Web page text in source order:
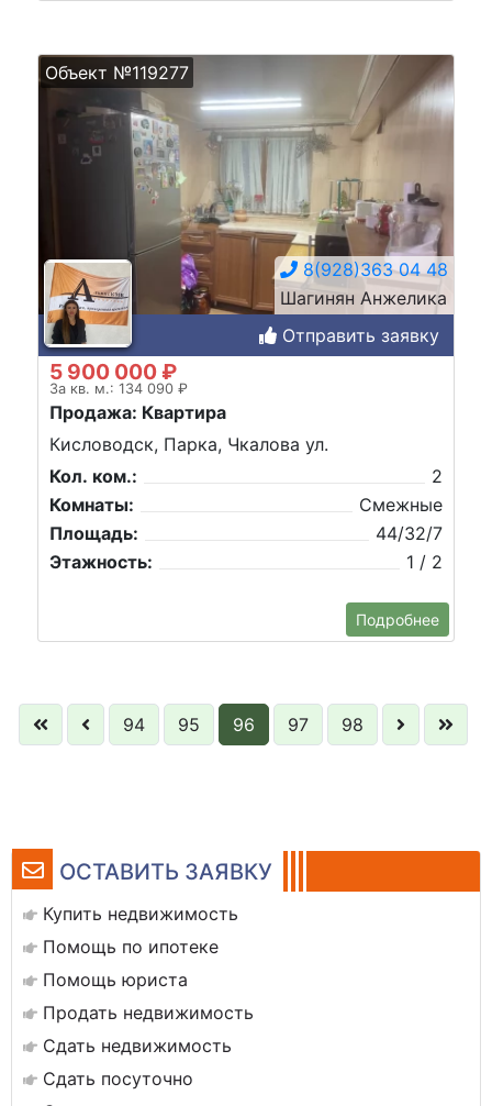
ОСТАВИТЬ ЗАЯВКУ
Купить недвижимость
Помощь по ипотеке
Помощь юриста
Продать недвижимость
Сдать недвижимость
Сдать посуточно
Объект №119277
8(928)363 04 48
Шагинян Анжелика
Отправить заявку
5 900 000 ₽
За кв. м.: 134 090 ₽
Продажа: Квартира
Кисловодск, Парка, Чкалова ул.
Кол. ком.:
2
Комнаты:
Смежные
Площадь:
44/32/7
Этажность:
1 / 2
Подробнее
94 95 96 97 98